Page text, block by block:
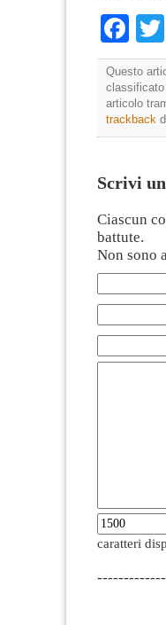
Questo
articolo
trackback
Scrivi
Ciascun
battute.
Non sono
caratteri